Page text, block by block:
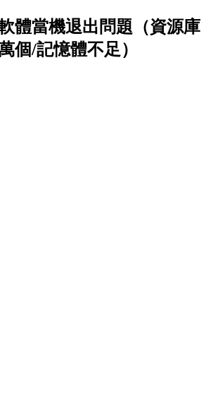
體當機退出問題（資源庫
個/記憶體不足）